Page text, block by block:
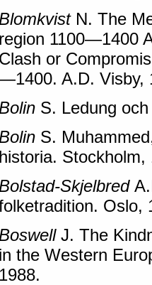
BlomkvistN. The
region 1100—1400
Clash or
A.D. Visby,
Bolin S. Ledung
Bolin S.
historia. Stockholm,
Bolstad-Skjelbred
Oslo,
BoswellJ. The
in the Western
1988.